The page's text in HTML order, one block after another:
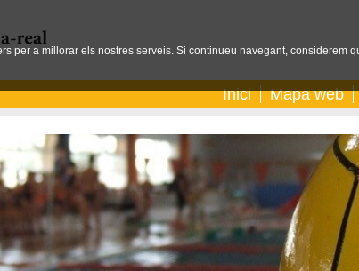
Inici Mapa web
per a millorar els nostres serveis. Si continueu navegant, considerem